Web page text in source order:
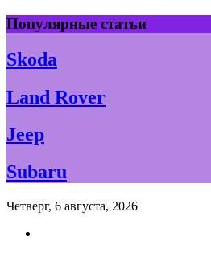
Skip
to
content
Популярные статьи
Skoda
Land Rover
Jeep
Subaru
Четверг, 6 августа, 2026